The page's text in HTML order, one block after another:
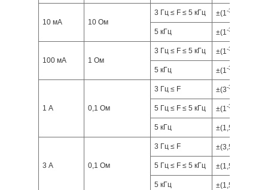
10 мА 10 Ом
3 Гц ≤ F ≤ 5 кГц ±(1-3
5 кГц ±(1-3
100 мА 1 Ом
3 Гц ≤ F ≤ 5 кГц ±(1-3
5 кГц ±(1-3
1 А 0,1 Ом
3 Гц ≤ F ±(3-3
5 Гц ≤ F ≤ 5 кГц ±(1-3
5 кГц ±(1,5
3 А 0,1 Ом
3 Гц ≤ F ±(3,5
5 Гц ≤ F ≤ 5 кГц ±(1,5
5 кГц ±(1,5